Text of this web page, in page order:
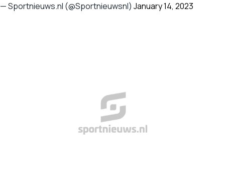
— Sportnieuws.nl (@Sportnieuwsnl) January 14, 2023